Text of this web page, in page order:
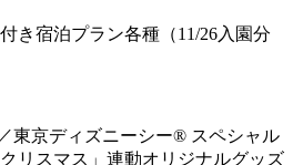
き宿泊プラン各種（11/26入園分
東京ディズニーシー® スペシャル
リスマス」連動オリジナルグッズ